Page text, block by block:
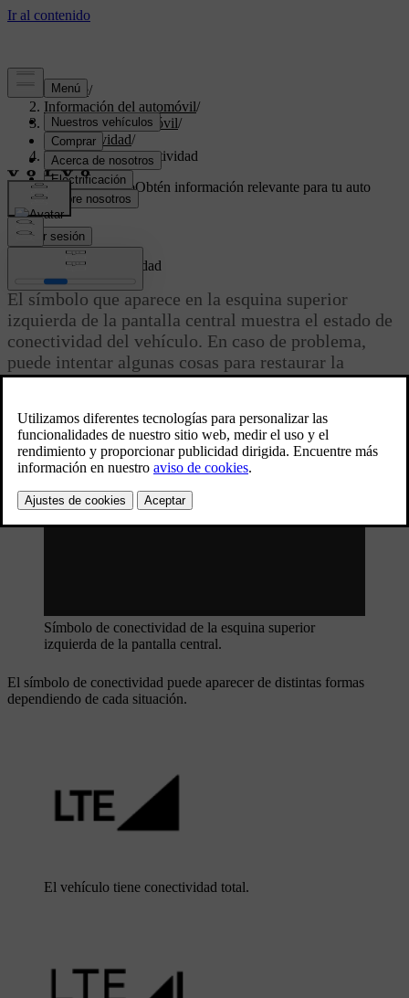
Soporte/
Información del automóvil/
Software del automóvil/
Conectividad/
Problemas de conectividad
Soporte personalizadoObtén información relevante para tu auto
específico.
Iniciar sesión
Actualizado 19/09/2024
Problemas de conectividad
El símbolo que aparece en la esquina superior
izquierda de la pantalla central muestra el estado de
conectividad del vehículo. En caso de problema,
puede intentar algunas cosas para restaurar la
conectividad.
Este artículo se aplica a los modelos con Google integrado.
Símbolo de conectividad
Símbolo de conectividad de la esquina superior
izquierda de la pantalla central.
El símbolo de conectividad puede aparecer de distintas formas
dependiendo de cada situación.
El vehículo tiene conectividad total.